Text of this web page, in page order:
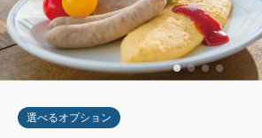
選べるオプション